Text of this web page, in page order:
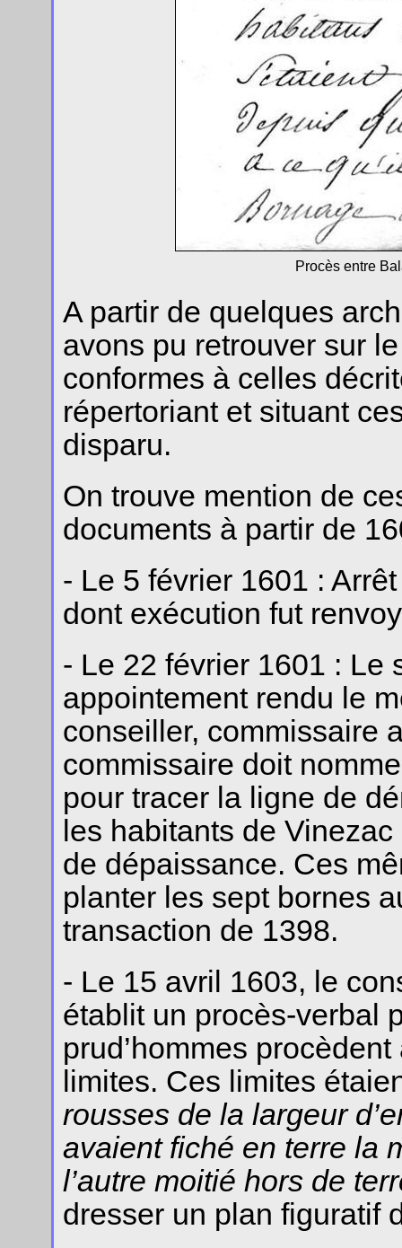
Procès entre
A partir de quelques
avons pu retrouver sur
conformes à celles
répertoriant et situant
disparu.
On trouve mention de
documents à partir de
- Le 5 février 1601 :
dont exécution fut
- Le 22 février 1601 : Le
appointement rendu le
conseiller, commissaire
commissaire doit
pour tracer la ligne de
les habitants de
de dépaissance. Ces
planter les sept bornes
transaction de 1398.
- Le 15 avril 1603, le
établit un procès-verbal
prud’hommes
limites. Ces limites
rousses de la largeur
avaient fiché en terre la
l’autre moitié hors de
dresser un plan figuratif